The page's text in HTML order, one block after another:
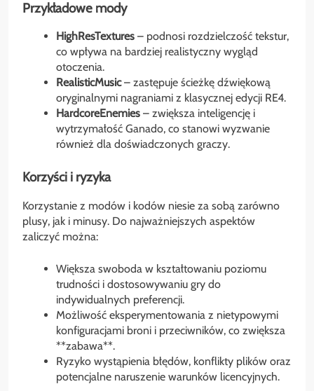
Przykładowe mody
HighResTextures – podnosi rozdzielczość tekstur,
co wpływa na bardziej realistyczny wygląd
otoczenia.
RealisticMusic– zastępuje ścieżkę dźwiękową
oryginalnymi nagraniami z klasycznej edycji RE4.
HardcoreEnemies – zwiększa inteligencję i
wytrzymałość Ganado, co stanowi wyzwanie
również dla doświadczonych graczy.
Korzyści i ryzyka
Korzystanie z modów i kodów niesie za sobą zarówno
plusy, jak i minusy. Do najważniejszych aspektów
zaliczyć można:
Większa swoboda w kształtowaniu poziomu
trudności i dostosowywaniu gry do
indywidualnych preferencji.
Możliwość eksperymentowania z nietypowymi
konfiguracjami broni i przeciwników, co zwiększa
**zabawa**.
Ryzyko wystąpienia błędów, konflikty plików oraz
potencjalne naruszenie warunków licencyjnych.